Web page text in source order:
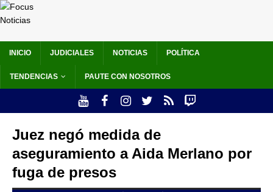
INICIO JUDICIALES NOTICIAS POLÍTICA
TENDENCIAS PAUTE CON NOSOTROS
Juez negó medida de
aseguramiento a Aida Merlano por
fuga de presos